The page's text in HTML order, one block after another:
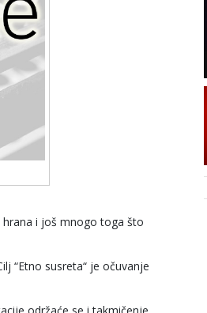
hrana i još mnogo toga što
“Etno susreta“ je očuvanje
održaće se i takmičenje